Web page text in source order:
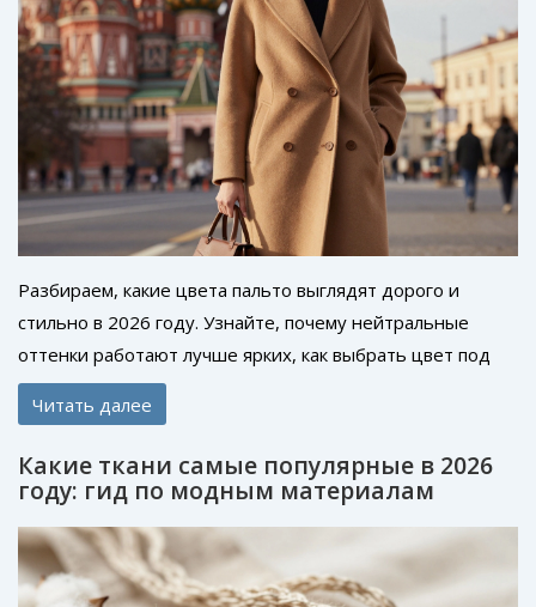
Разбираем, какие цвета пальто выглядят дорого и
стильно в 2026 году. Узнайте, почему нейтральные
оттенки работают лучше ярких, как выбрать цвет под
тип внешности и избежать ошибок при покупке.
Читать далее
Какие ткани самые популярные в 2026
году: гид по модным материалам